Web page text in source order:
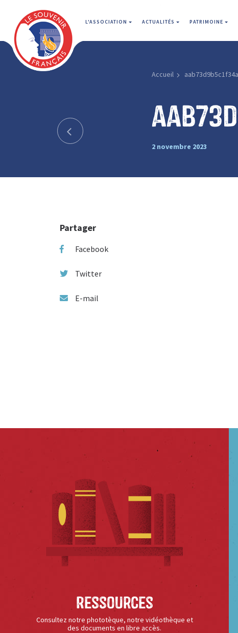
L'ASSOCIATION ACTUALITÉS PATRIMOINE
Accueil
2 novembre 2023
Partager
Facebook
Twitter
E-mail
Ressources
Consultez notre phototèque, notre vidéothèque et
des documents en libre accès.